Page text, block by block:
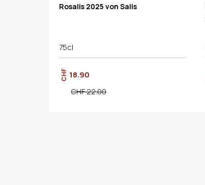
Rosalis 2025 von Salis
75cl
CHF 18.90
CHF 22.00